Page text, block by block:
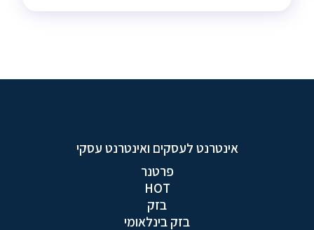
אינטרנט לעסקים ואינטרנט עסקי
פרטנר
HOT
בזק
בזק בינלאומי